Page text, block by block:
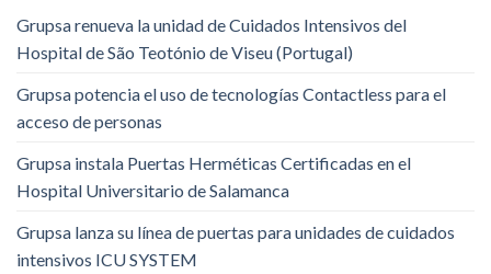
Grupsa renueva la unidad de Cuidados Intensivos del
Hospital de São Teotónio de Viseu (Portugal)
Grupsa potencia el uso de tecnologías Contactless para el
acceso de personas
Grupsa instala Puertas Herméticas Certificadas en el
Hospital Universitario de Salamanca
Grupsa lanza su línea de puertas para unidades de cuidados
intensivos ICU SYSTEM